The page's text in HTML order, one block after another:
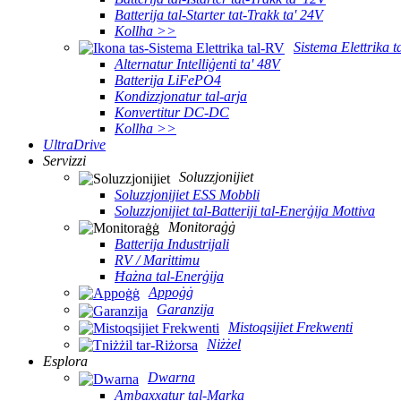
Batterija tal-Starter tat-Trakk ta' 24V
Kollha >>
Sistema Elettrika
Alternatur Intelliġenti ta' 48V
Batterija LiFePO4
Kondizzjonatur tal-arja
Konvertitur DC-DC
Kollha >>
UltraDrive
Servizzi
Soluzzjonijiet
Soluzzjonijiet ESS Mobbli
Soluzzjonijiet tal-Batteriji tal-Enerġija Mottiva
Monitoraġġ
Batterija Industrijali
RV / Marittimu
Ħażna tal-Enerġija
Appoġġ
Garanzija
Mistoqsijiet Frekwenti
Niżżel
Esplora
Dwarna
Ambaxxatur tal-Marka